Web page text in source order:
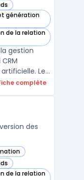
catégorie
génération
catégorie
de la relation
catégorie
gestion
Les
l’ensemble
complète
des
de la relation